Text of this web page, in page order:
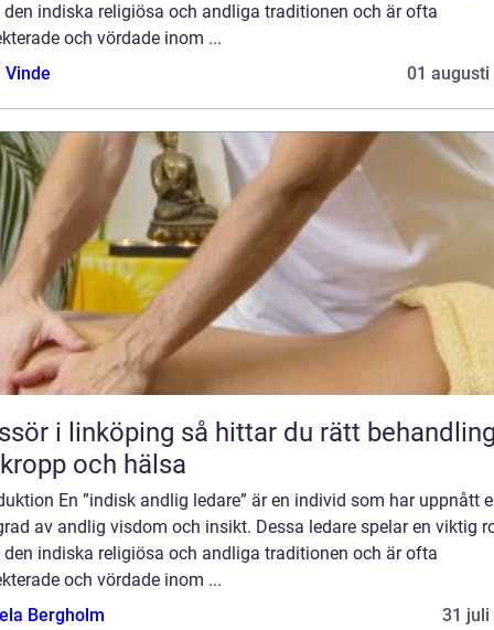
indiska religiösa och andliga traditionen och är ofta
och vördade inom ...
Vinde
01 augusti
så hittar du rätt behandling
och hälsa
En ”indisk andlig ledare” är en individ som har uppnått
av andlig visdom och insikt. Dessa ledare spelar en viktig
indiska religiösa och andliga traditionen och är ofta
och vördade inom ...
Bergholm
31 juli